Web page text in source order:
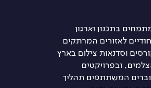
בתכנון וארגון
לאזורים המרתקים
וסדנאות צילום בארץ
ובפרויקטים
המשתתפים תהליך